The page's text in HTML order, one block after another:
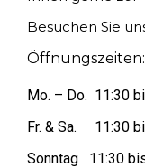
Besuchen Sie
Öffnungszeiten:
Mo. – Do. 11:30
Fr. & Sa. 11:30
Sonntag 11:30